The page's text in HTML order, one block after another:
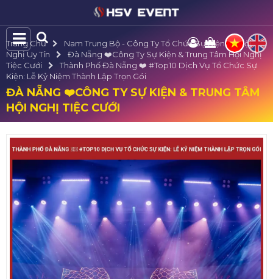
Trang Chủ
Nam Trung Bộ - Công Ty Tổ Chức Sự Kiện Và Hội
Nghị Uy Tín
Đà Nẵng ❤️️Công Ty Sự Kiện & Trung Tâm Hội Nghị
Tiệc Cưới
Thành Phố Đà Nẵng ❤️️ #top10 Dịch Vụ Tổ Chức Sự
Kiện: Lễ Kỷ Niệm Thành Lập Trọn Gói
ĐÀ NẴNG ❤️️CÔNG TY SỰ KIỆN & TRUNG TÂM
HỘI NGHỊ TIỆC CƯỚI